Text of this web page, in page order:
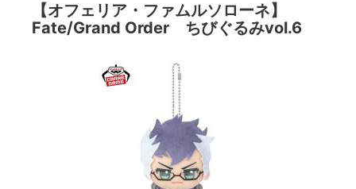
【オフェリア・ファムルソローネ】
Fate/Grand Order ちびぐるみvol.6